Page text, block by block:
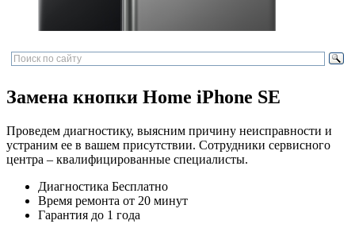
Замена кнопки Home iPhone SE
Проведем диагностику, выясним причину неисправности и
устраним ее в вашем присутствии. Сотрудники сервисного
центра – квалифицированные специалисты.
Диагностика Бесплатно
Время ремонта от 20 минут
Гарантия до 1 года